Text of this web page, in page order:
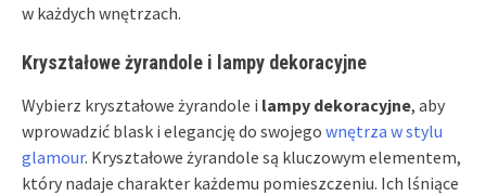
w każdych wnętrzach.
Kryształowe żyrandole i lampy dekoracyjne
Wybierz kryształowe żyrandole i lampy dekoracyjne, aby
wprowadzić blask i elegancję do swojego wnętrza w stylu
glamour. Kryształowe żyrandole są kluczowym elementem,
który nadaje charakter każdemu pomieszczeniu. Ich lśniące